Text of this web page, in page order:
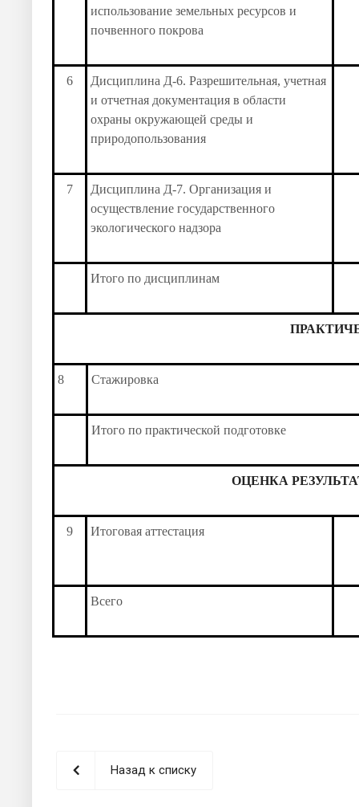
использование земельных ресурсов и
почвенного покрова
6
Дисциплина Д-6. Разрешительная, учетная
и отчетная документация в области
охраны окружающей среды и
природопользования
7
Дисциплина Д-7. Организация и
осуществление государственного
экологического надзора
Итого по дисциплинам
8 Стажировка
Итого по практической подготовке
ОЦЕНКА
9 Итоговая аттестация
Всего
Назад к списку